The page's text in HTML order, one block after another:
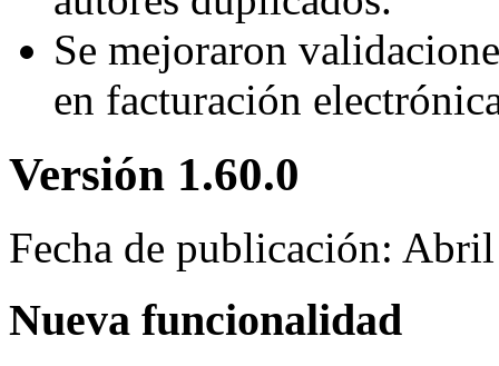
Se mejoraron
en facturación
Versión 1.60.0
Fecha de publicación:
Nueva funcionalidad